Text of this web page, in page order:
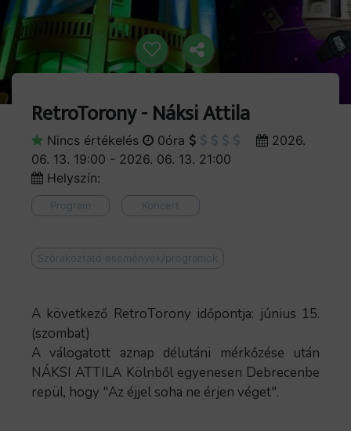
RetroTorony - Náksi Attila
Nincs értékelés 0óra
2026.
06. 13. 19:00 - 2026. 06. 13. 21:00
Helyszín:
Program Koncert
Szórakoztató események/programok
A következő RetroTorony időpontja: június 15.
(szombat)
A válogatott aznap délutáni mérkőzése után
NÁKSI ATTILA Kölnből egyenesen Debrecenbe
repül, hogy "Az éjjel soha ne érjen véget".